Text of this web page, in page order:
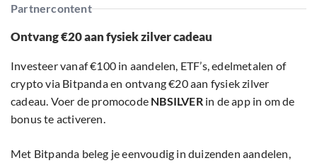
Partnercontent
Ontvang €20 aan fysiek zilver cadeau
Investeer vanaf €100 in aandelen, ETF’s, edelmetalen of
crypto via Bitpanda en ontvang €20 aan fysiek zilver
cadeau. Voer de promocode NBSILVERin de app in om de
bonus te activeren.
Met Bitpanda beleg je eenvoudig in duizenden aandelen,